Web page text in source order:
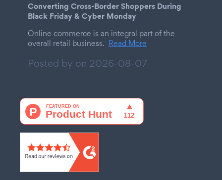
Converting Cross-Border Shoppers During
Black Friday & Cyber Monday
Online commerce is an integral part of the
overall retail business. Read More
Posted by on 2026-08-07